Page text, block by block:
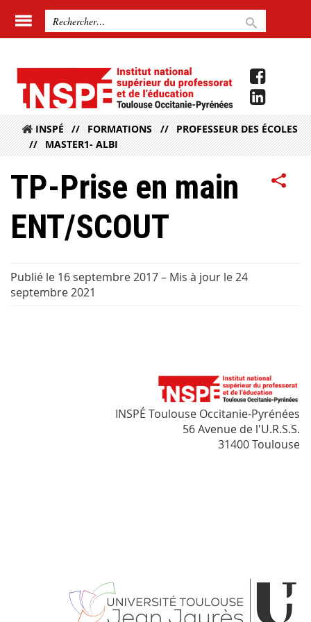
INSPÉ FORMATIONS
PROFESSEUR DES ÉCOLES
MASTER1- ALBI
TP-Prise en main
ENT/SCOUT
Publié le 16 septembre 2017– Mis à jour le 24
septembre 2021
INSPÉ Toulouse Occitanie-Pyrénées
56 Avenue de l'U.R.S.S.
31400 Toulouse